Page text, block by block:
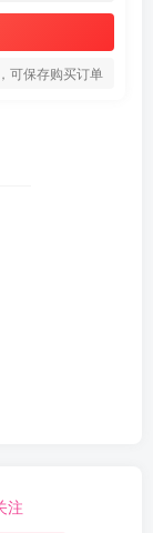
可保存购买订单
注